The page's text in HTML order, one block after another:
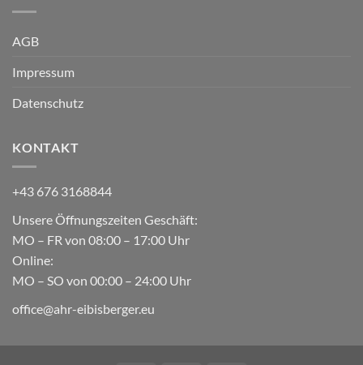
AGB
Impressum
Datenschutz
KONTAKT
+43 676 3168844
Unsere Öffnungszeiten Geschäft:
MO – FR von 08:00 – 17:00 Uhr
Online:
MO – SO von 00:00 – 24:00 Uhr
office@ahr-eibisberger.eu